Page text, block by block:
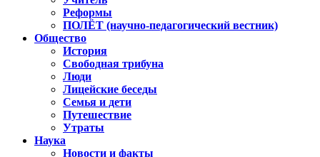
Реформы
ПОЛЁТ (научно-педагогический вестник)
Общество
История
Свободная трибуна
Люди
Лицейские беседы
Семья и дети
Путешествие
Утраты
Наука
Новости и факты